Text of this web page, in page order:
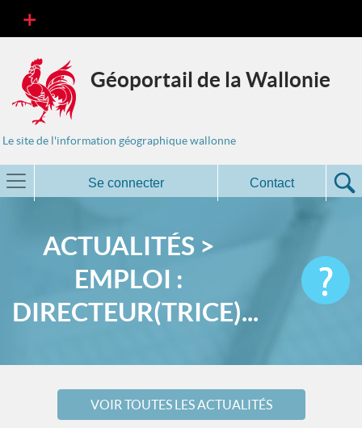
Géoportail de la Wallonie
Le site de l'information géographique wallonne
Se connecter Contact
ACTUALITÉS >
EMPLOI :
DIRECTEUR(TRICE)...
VOIR TOUTES LES ACTUALITÉS